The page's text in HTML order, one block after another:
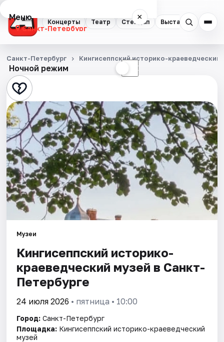
Концерты Театр Стендап Выставки
Меню ×
Санкт-Петербург
Концерты
Театр
Стендап
Выставки
Квесты
Экскурсии
Спорт
События
Города
Площадки
Артисты
Рейтинги
Ночной режим ☾
Санкт-Петербург Кингисеппский историко-краеведческий
Музеи
Кингисеппский историко-
краеведческий музей в Санкт-
Петербурге
24 июля 2026 • пятница • 10:00
Город: Санкт-Петербург
Площадка: Кингисеппский историко-краеведческий
музей